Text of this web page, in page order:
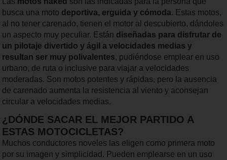
busca una moto deportiva, erguida y cómoda. Estas motos,
al no tener carenado, tienen el motor al descubierto, dándoles
un aspecto muy peculiar. Están diseñadas para disfrutar de
un pilotaje divertido y ágil a velocidades medias y
resultan ser muy polivalentes, pudiéndose emplear en uso
urbano, de ruta o inclusive para viajar a velocidades
moderadas. Son motos potentes y rápidas, pero la ausencia
de carenado aumenta la resistencia al viento y aconsejan
circular a velocidades medias.
¿DÓNDE SACAR EL MEJOR PARTIDO A
ESTAS MOTOCICLETAS?
Muchos conductores noveles las eligen como primera moto
por su imagen y simplicidad. Pueden emplearse en un uso